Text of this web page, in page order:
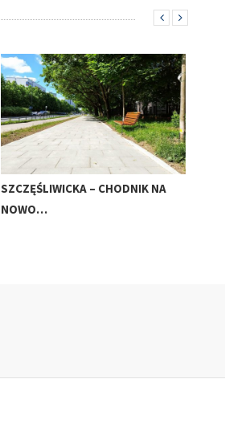
SZCZĘŚLIWICKA – CHODNIK NA
NOWO…